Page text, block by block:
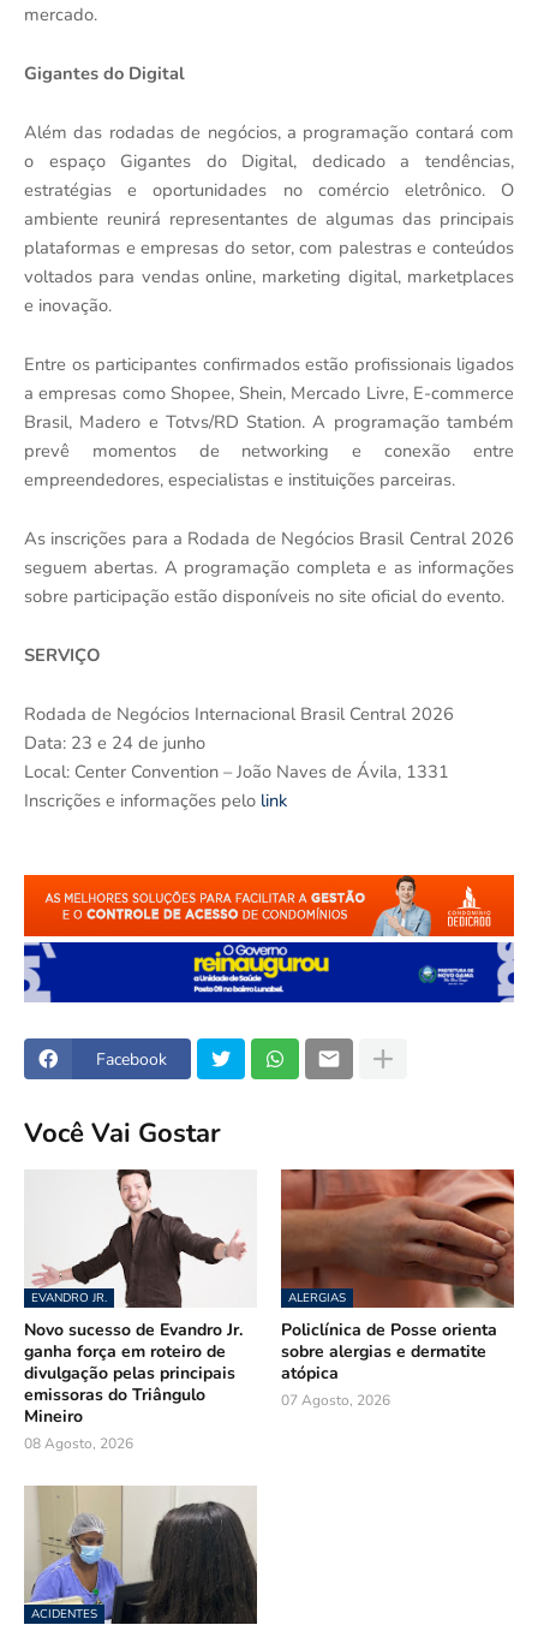
mercado.
Gigantes do Digital
Além das rodadas de negócios, a programação contará com
o espaço Gigantes do Digital, dedicado a tendências,
estratégias e oportunidades no comércio eletrônico. O
ambiente reunirá representantes de algumas das principais
plataformas e empresas do setor, com palestras e conteúdos
voltados para vendas online, marketing digital, marketplaces
e inovação.
Entre os participantes confirmados estão profissionais ligados
a empresas como Shopee, Shein, Mercado Livre, E-commerce
Brasil, Madero e Totvs/RD Station. A programação também
prevê momentos de networking e conexão entre
empreendedores, especialistas e instituições parceiras.
As inscrições para a Rodada de Negócios Brasil Central 2026
seguem abertas. A programação completa e as informações
sobre participação estão disponíveis no site oficial do evento.
SERVIÇO
Rodada de Negócios Internacional Brasil Central 2026
Data: 23 e 24 de junho
Local: Center Convention – João Naves de Ávila, 1331
Inscrições e informações pelo link
Facebook
Você Vai Gostar
EVANDRO JR.
Novo sucesso de Evandro Jr.
ganha força em roteiro de
divulgação pelas principais
emissoras do Triângulo
Mineiro
08 Agosto, 2026
ALERGIAS
Policlínica de Posse orienta
sobre alergias e dermatite
atópica
07 Agosto, 2026
ACIDENTES